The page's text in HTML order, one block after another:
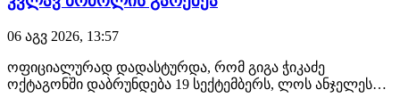
06 აგვ 2026, 13:57
ოფიციალურად დადასტურდა, რომ გიგა ჭიკაძე
ოქტაგონში დაბრუნდება 19 სექტემბერს, ლოს ანჯელესში